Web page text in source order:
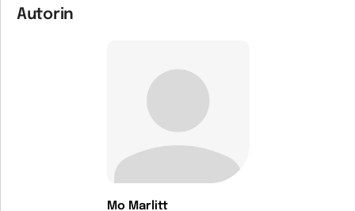
Autorin
Mo Marlitt